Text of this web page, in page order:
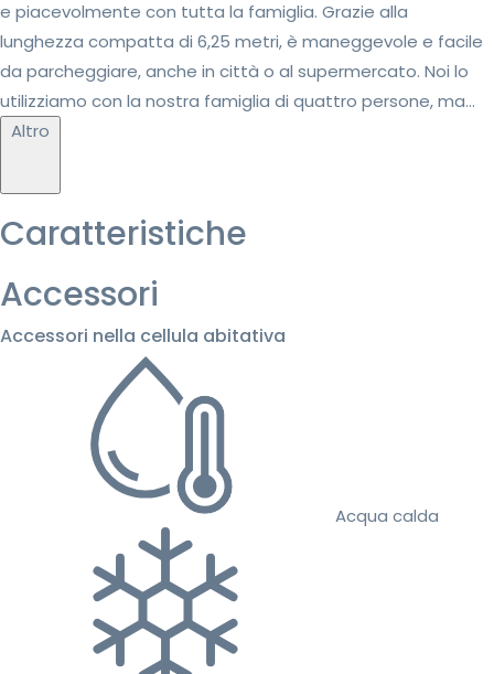
e piacevolmente con tutta la famiglia. Grazie alla
lunghezza compatta di 6,25 metri, è maneggevole e facile
da parcheggiare, anche in città o al supermercato. Noi lo
utilizziamo con la nostra famiglia di quattro persone, ma...
Altro
Caratteristiche
Accessori
Accessori nella cellula abitativa
Acqua calda